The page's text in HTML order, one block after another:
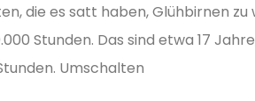
die es satt haben, Glühbirnen zu
Stunden. Das sind etwa 17
Umschalten